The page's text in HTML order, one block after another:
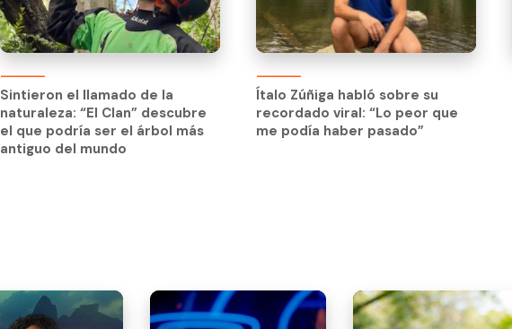
Sintieron el llamado de la
naturaleza: “El Clan” descubre
el que podría ser el árbol más
antiguo del mundo
Sintieron el llamado de la
naturaleza: “El Clan” descubre
el que podría ser el árbol más
antiguo del mundo
Ítalo Zúñiga habló sobre su
recordado viral: “Lo peor que
me podía haber pasado”